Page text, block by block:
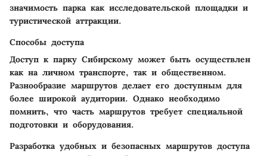
значимость парка как исследовательской площадки и
туристической аттракции.
Способы доступа
Доступ к парку Сибирскому может быть осуществлен
как на личном транспорте, так и общественном.
Разнообразие маршрутов делает его доступным для
более широкой аудитории. Однако необходимо
помнить, что часть маршрутов требует специальной
подготовки и оборудования.
Разработка удобных и безопасных маршрутов доступа